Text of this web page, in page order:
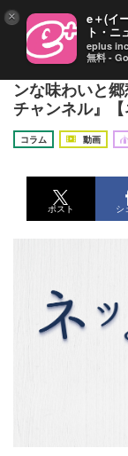
昔の横浜を旅
ンな味わいと
チャンネル』
コラム 動画
ポスト シ
× e＋(イ
ト・ニ
eplus
無料 -